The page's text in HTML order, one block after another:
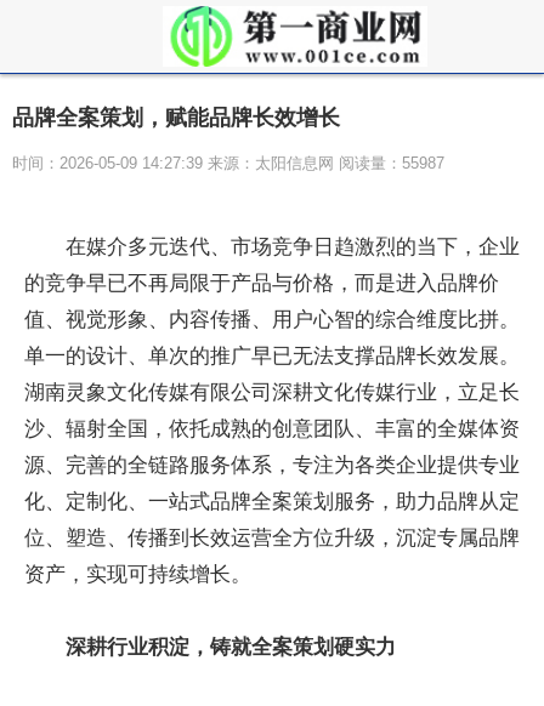
品牌全案策划，赋能品牌长效增长
时间：2026-05-09 14:27:39 来源：太阳信息网 阅读量：55987
在媒介多元迭代、市场竞争日趋激烈的当下，企业
的竞争早已不再局限于产品与价格，而是进入品牌价
值、视觉形象、内容传播、用户心智的综合维度比拼。
单一的设计、单次的推广早已无法支撑品牌长效发展。
湖南灵象文化传媒有限公司深耕文化传媒行业，立足长
沙、辐射全国，依托成熟的创意团队、丰富的全媒体资
源、完善的全链路服务体系，专注为各类企业提供专业
化、定制化、一站式品牌全案策划服务，助力品牌从定
位、塑造、传播到长效运营全方位升级，沉淀专属品牌
资产，实现可持续增长。
深耕行业积淀，铸就全案策划硬实力